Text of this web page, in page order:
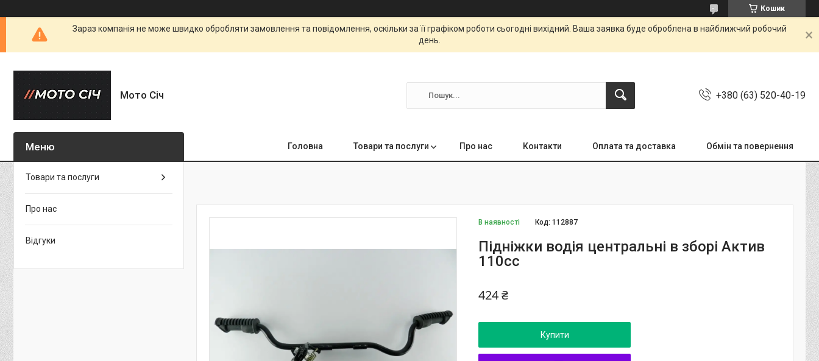
Кошик
Зараз компанія не може швидко обробляти замовлення та повідомлення, оскільки за її графіком роботи сьогодні вихідний. Ваша заявка буде оброблена в найближчий робочий
день.
Мото Січ +380 (63) 520-40-19
Головна Товари та послуги Про нас Контакти Оплата та доставка Обмін та повернення
В наявності Код:112887
Підніжки водія центральні в зборі Актив
110сс
424 ₴
Купити
Товари та послуги
Про нас
Відгуки